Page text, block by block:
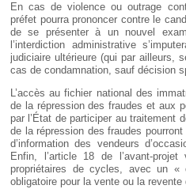
En cas de violence ou outrage
préfet pourra prononcer contre le
de se présenter à un nouvel
l’interdiction administrative
judiciaire ultérieure (qui par ailleurs,
cas de condamnation, sauf décision
L’accès au fichier national des
de la répression des fraudes et aux
par l’État de participer au traitement
de la répression des fraudes
d’information des vendeurs
Enfin, l’article 18 de l’avant-
propriétaires de cycles, avec un
obligatoire pour la vente ou la revente